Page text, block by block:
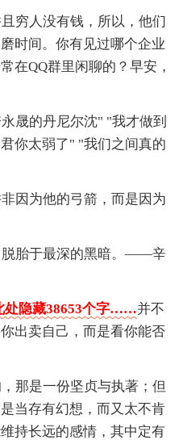
穷人没有钱，所以，他们
时间。你有见过哪个企业
在QQ群里闲聊的？早安，
晟的丹尼尔沈" "我才做到
你太弱了" "我们之间真的
因为他的弓箭，而是因为
脱胎于最深的黑暗。——辛
隐藏38653个字……并不
出卖自己，而是看你能否
那是一份坚贞与执著；但
当存有幻想，而又太不肯
持长远的感情，其中定有